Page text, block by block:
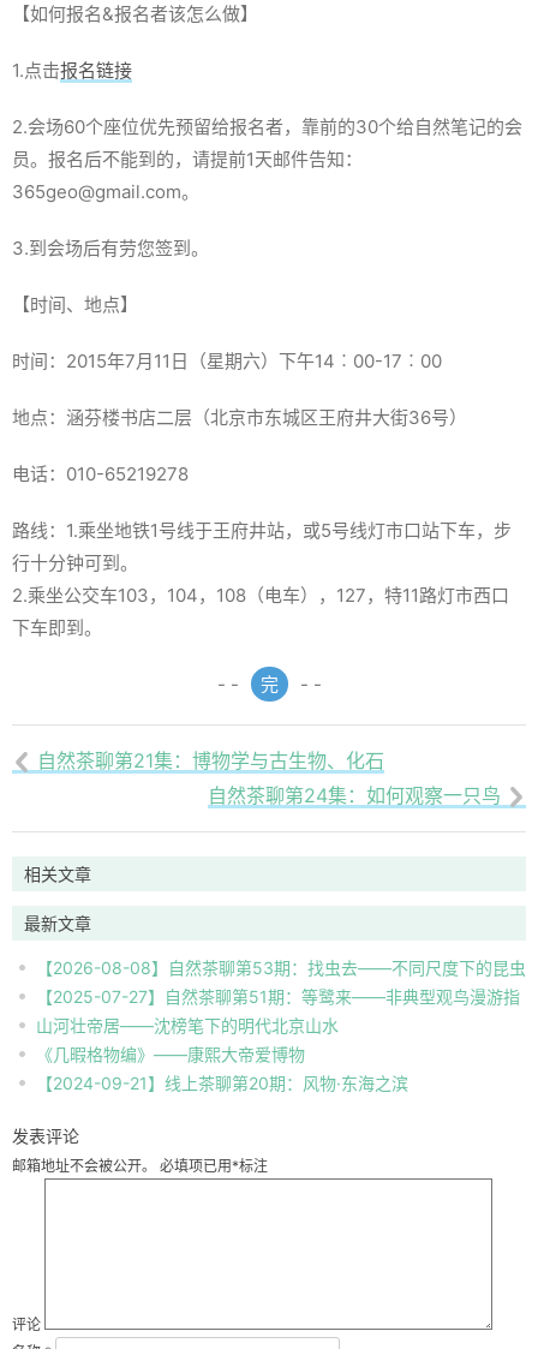
【如何报名&报名者该怎么做】
1.点击报名链接
2.会场60个座位优先预留给报名者，靠前的30个给自然笔记的会
员。报名后不能到的，请提前1天邮件告知：
365geo@gmail.com。
3.到会场后有劳您签到。
【时间、地点】
时间：2015年7月11日（星期六）下午14︰00-17︰00
地点：涵芬楼书店二层（北京市东城区王府井大街36号）
电话：010-65219278
路线：1.乘坐地铁1号线于王府井站，或5号线灯市口站下车，步
行十分钟可到。
2.乘坐公交车103，104，108（电车），127，特11路灯市西口
下车即到。
- - 完 - -

自然茶聊第21集：博物学与古生物、化石
自然茶聊第24集：如何观察一只鸟 
相关文章
最新文章
【2026-08-08】自然茶聊第53期：找虫去——不同尺度下的昆虫
自然观察
【2025-07-27】自然茶聊第51期：等鹭来——非典型观鸟漫游指
南
山河壮帝居——沈榜笔下的明代北京山水
《几暇格物编》——康熙大帝爱博物
【2024-09-21】线上茶聊第20期：风物·东海之滨
发表评论
邮箱地址不会被公开。 必填项已用*标注
评论